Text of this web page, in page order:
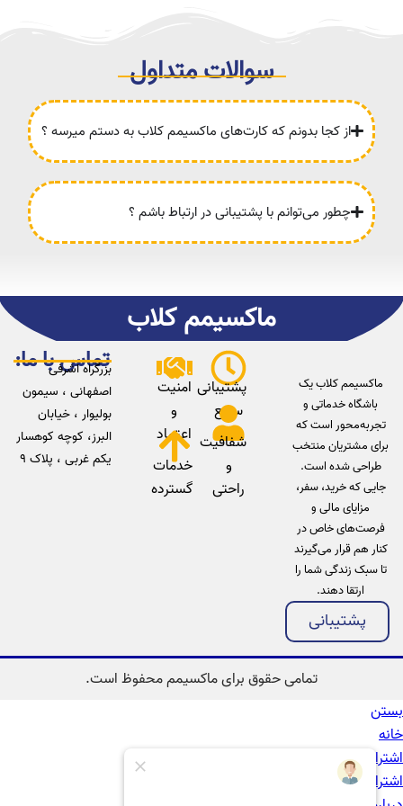
سوالات متداول
از کجا بدونم که کارت‌های ماکسیمم کلاب به دستم میرسه ؟
چطور می‌توانم با پشتیبانی در ارتباط باشم ؟
ماکسیمم کلاب
ماکسیمم کلاب یک
باشگاه خدماتی و
تجربه‌محور است که
برای مشتریان منتخب
طراحی شده است.
جایی که خرید، سفر،
مزایای مالی و
فرصت‌های خاص در
کنار هم قرار می‌گیرند
تا سبک زندگی شما را
ارتقا دهند.
پشتیبانی
پشتیبانی
سریع
شفافیت
و
راحتی
امنیت
و
اعتماد
خدمات
گسترده
تماس با ما:
بزرگراه اشرفی
اصفهانی ، سیمون
بولیوار ، خیابان
البرز، کوچه کوهسار
یکم غربی ، پلاک 9
تمامی حقوق برای ماکسیمم محفوظ است.
بستن
خانه
اشتراک
اشتراک طلایی